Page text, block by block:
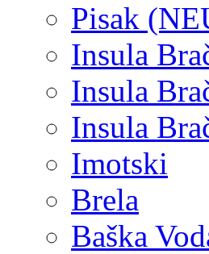
Pisak
Insula
Insula
Insula
Imotski
Brela
Baška